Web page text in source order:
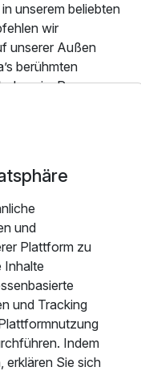
unserem beliebten
wir
unserer Außen
berühmten
dann im Panorama
wir Sie in unsere
unser Anspruch seit
Generation der
hier leckere Ideen
ist das
eine
Ihnen hierzu ein
und
Plattform zu
Inhalte
und Tracking
Indem
erklären Sie sich